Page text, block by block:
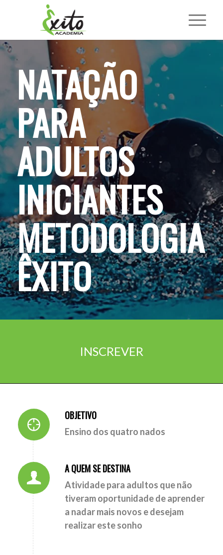
NATAÇÃO
PARA
ADULTOS
INICIANTES
METODOLOGIA
ÊXITO
INSCREVER
OBJETIVO
Ensino dos quatro nados
A QUEM SE DESTINA
Atividade para adultos que não
tiveram oportunidade de aprender
a nadar mais novos e desejam
realizar este sonho